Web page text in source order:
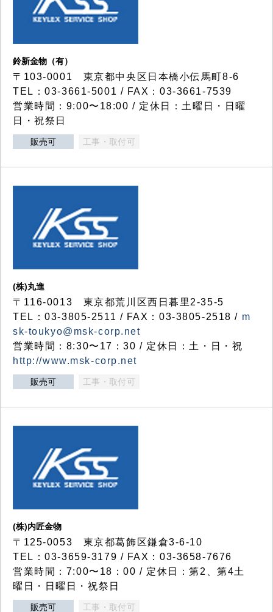
鈴新金物（有）
〒103-0001 東京都中央区日本橋小伝馬町8-6
TEL：03-3661-5001 / FAX：03-3661-7539
営業時間：9:00〜18:00 / 定休日：土曜日・日曜
日・祝祭日
販売可 工事・取付可
(株)丸進
〒116-0013 東京都荒川区西日暮里2-35-5
TEL：03-3805-2511 / FAX：03-3805-2518 / m
sk-toukyo@msk-corp.net
営業時間：8:30〜17：30 / 定休日：土・日・祝
http://www.msk-corp.net
販売可 工事・取付可
(株)内匠金物
〒125-0053 東京都葛飾区鎌倉3-6-10
TEL：03-3659-3179 / FAX：03-3658-7676
営業時間：7:00〜18：00 / 定休日：第2、第4土
曜日・日曜日・祝祭日
販売可 工事・取付可